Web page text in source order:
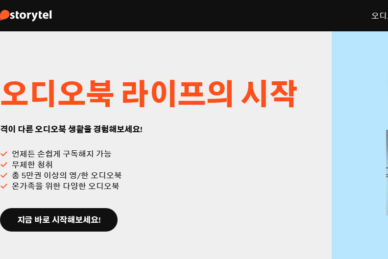
오
오디오북 라이프의 시작
격이 다른 오디오북 생활을 경험해보세요!
언제든 손쉽게 구독해지 가능
무제한 청취
총 5만권 이상의 영/한 오디오북
온가족을 위한 다양한 오디오북
지금 바로 시작해보세요!